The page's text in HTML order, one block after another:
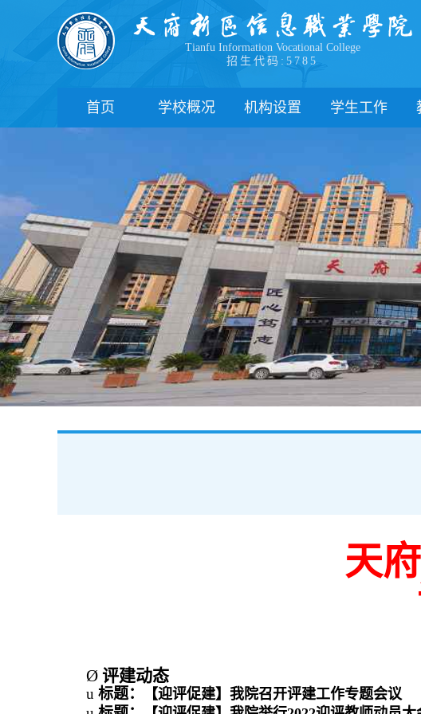
Tianfu Information Vocational College
招生代码:5785
首页 学校概况
学院领导
办学理念
办学特色
校园风貌
机构设置
职能部门
学生工作
新闻动态
团委
管理制度
学生风采
心理健康
下载中心
联系我们
天
Ø 评建动态
u 标题： 【迎评促建】我院召开评建工作专题会议